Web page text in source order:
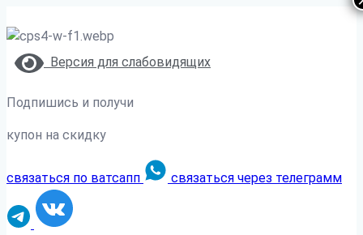
Версия для слабовидящих
Подпишись и получи
купон на скидку
связаться по ватсапп связаться через телеграмм